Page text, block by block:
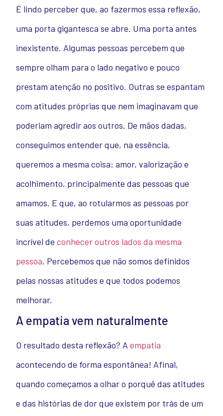
É lindo perceber que, ao fazermos essa reflexão,
uma porta gigantesca se abre. Uma porta antes
inexistente. Algumas pessoas percebem que
sempre olham para o lado negativo e pouco
prestam atenção no positivo. Outras se espantam
com atitudes próprias que nem imaginavam que
poderiam agredir aos outros. De mãos dadas,
conseguimos entender que, na essência,
queremos a mesma coisa: amor, valorização e
acolhimento, principalmente das pessoas que
amamos. E que, ao rotularmos as pessoas por
suas atitudes, perdemos uma oportunidade
incrível de conhecer outros lados da mesma
pessoa. Percebemos que não somos definidos
pelas nossas atitudes e que todos podemos
melhorar.
A empatia vem naturalmente
O resultado desta reflexão? A empatia
acontecendo de forma espontânea! Afinal,
quando começamos a olhar o porquê das atitudes
e das histórias de dor que existem por trás de um